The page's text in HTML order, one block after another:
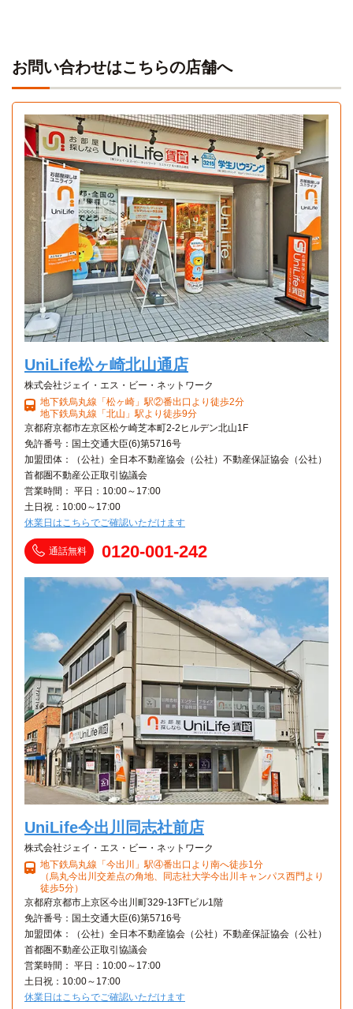
Aタイプ
1K 23㎡〜23㎡
お問い合わせはこちらの店舗へ
UniLife松ヶ崎北山通店
株式会社ジェイ・エス・ビー・ネットワーク
地下鉄烏丸線「松ヶ崎」駅②番出口より徒歩2分
地下鉄烏丸線「北山」駅より徒歩9分
京都府京都市左京区松ケ崎芝本町2-2ヒルデン北山1F
免許番号：国土交通大臣(6)第5716号
加盟団体：（公社）全日本不動産協会（公社）不動産保証協会（公社）
首都圏不動産公正取引協議会
営業時間： 平日：10:00～17:00
土日祝：10:00～17:00
休業日はこちらでご確認いただけます
通話無料 0120-001-242
UniLife今出川同志社前店
株式会社ジェイ・エス・ビー・ネットワーク
地下鉄烏丸線「今出川」駅④番出口より南へ徒歩1分
（烏丸今出川交差点の角地、同志社大学今出川キャンパス西門より
徒歩5分）
京都府京都市上京区今出川町329-13FTビル1階
免許番号：国土交通大臣(6)第5716号
加盟団体：（公社）全日本不動産協会（公社）不動産保証協会（公社）
首都圏不動産公正取引協議会
営業時間： 平日：10:00～17:00
土日祝：10:00～17:00
休業日はこちらでご確認いただけます